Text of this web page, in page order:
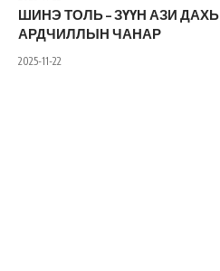
ШИНЭ ТОЛЬ – ЗҮҮН АЗИ ДАХЬ
АРДЧИЛЛЫН ЧАНАР
2025-11-22